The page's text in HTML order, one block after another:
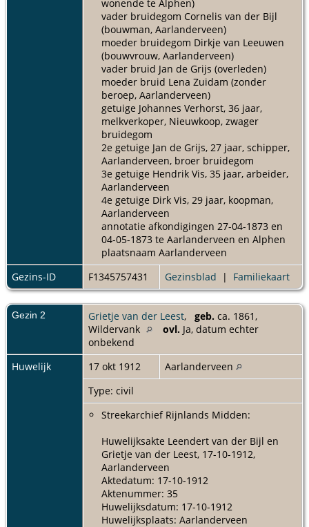
wonende te Alphen)
vader bruidegom Cornelis van der Bijl
(bouwman, Aarlanderveen)
moeder bruidegom Dirkje van Leeuwen
(bouwvrouw, Aarlanderveen)
vader bruid Jan de Grijs (overleden)
moeder bruid Lena Zuidam (zonder
beroep, Aarlanderveen)
getuige Johannes Verhorst, 36 jaar,
melkverkoper, Nieuwkoop, zwager
bruidegom
2e getuige Jan de Grijs, 27 jaar, schipper,
Aarlanderveen, broer bruidegom
3e getuige Hendrik Vis, 35 jaar, arbeider,
Aarlanderveen
4e getuige Dirk Vis, 29 jaar, koopman,
Aarlanderveen
annotatie afkondigingen 27-04-1873 en
04-05-1873 te Aarlanderveen en Alphen
plaatsnaam Aarlanderveen
Gezins-ID
F1345757431 Gezinsblad | Familiekaart
Gezin 2 Grietje van der Leest, geb. ca. 1861,
Wildervank
ovl. Ja, datum echter
onbekend
Huwelijk
17 okt 1912
Aarlanderveen
Type: civil
Streekarchief Rijnlands Midden:
Huwelijksakte Leendert van der Bijl en
Grietje van der Leest, 17-10-1912,
Aarlanderveen
Aktedatum: 17-10-1912
Aktenummer: 35
Huwelijksdatum: 17-10-1912
Huwelijksplaats: Aarlanderveen